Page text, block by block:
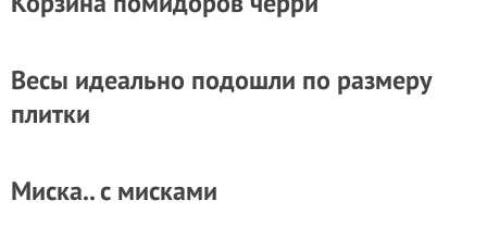
Весы идеально подошли по размеру
плитки
Миска.. с мисками